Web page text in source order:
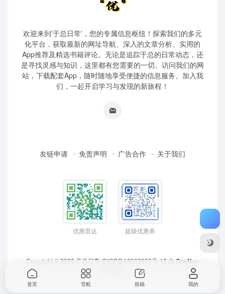
欢迎来到'于总日常'，您的专属信息枢纽！探索我们的多元
化平台，获取最新的网址导航、深入的文章分析、实用的
App推荐及精选书籍评论。无论是追踪于总的日常动态，还
是寻找灵感与知识，这里都有您需要的一切。访问我们的网
站，下载配套App，随时随地享受便捷的信息服务。加入我
们，一起开启学习与发现的新旅程！
友链申请 免责声明 广告合作 关于我们
优惠雷达 超级优惠券
Copyright © 2026 于总日常 京ICP备18062653号-12 由 OneNav
首页 导航 投稿 我的